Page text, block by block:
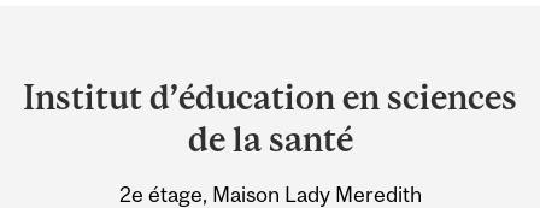
and
University
Information
Institut d’éducation en sciences
de la santé
2e étage, Maison Lady Meredith